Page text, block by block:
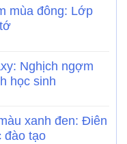
mùa đông: Lớp
Nghịch ngợm
học sinh
xanh đen: Điên
đào tạo